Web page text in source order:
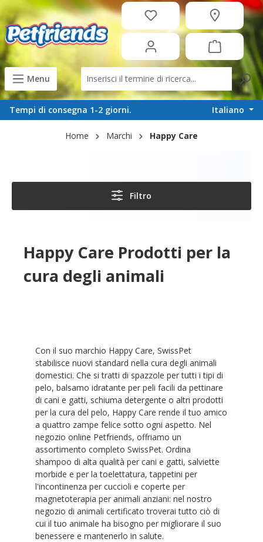
content
Menu
Tempi di consegna 1-2 giorni. Italiano
Home Marchi Happy Care
Filtro
Happy Care Prodotti per la
cura degli animali
Con il suo marchio Happy Care, SwissPet
stabilisce nuovi standard nella cura degli animali
domestici. Che si tratti di spazzole per tutti i tipi di
pelo, balsamo idratante per peli facili da pettinare
di cani e gatti, schiuma detergente o altri prodotti
per la cura del pelo, Happy Care rende il tuo amico
a quattro zampe felice sotto ogni aspetto. Nel
negozio online Petfriends, offriamo un
assortimento completo SwissPet. Ordina
shampoo di alta qualità per cani e gatti, salviette
morbide e per la toelettatura, tappetini per
l'incontinenza per cuccioli e coperte per
magnetoterapia per animali anziani: nel nostro
negozio di animali certificato troverai tutto ciò di
cui il tuo animale ha bisogno per migliorare il suo
benessere e mantenerlo in salute.